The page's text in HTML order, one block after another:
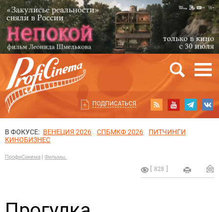
ПОДПИСАТЬСЯ
В ФОКУСЕ: ВЕНЕЦИЯ 2026 СПБМКФ 2026
ПИТЧИНГИ
КИНОБИЗНЕС
ПрофиСинема Фильмы.
828